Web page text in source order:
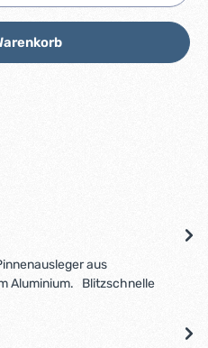
aus
Aluminium. Blitzschnelle